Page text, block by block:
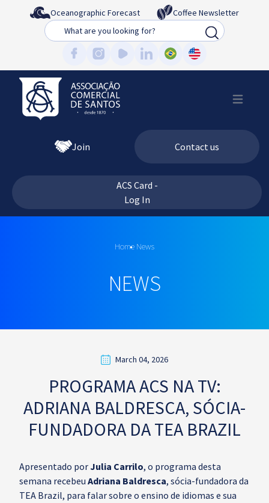
Oceanographic Forecast
Coffee Newsletter
Busca
Join Contact us
ACS Card -
Log In
Home News
NEWS
March 04, 2026
PROGRAMA ACS NA TV:
ADRIANA BALDRESCA, SÓCIA-
FUNDADORA DA TEA BRAZIL
Apresentado porJulia Carrilo, o programa desta
semana recebeu Adriana Baldresca, sócia-fundadora da
TEA Brazil, para falar sobre o ensino de idiomas e sua